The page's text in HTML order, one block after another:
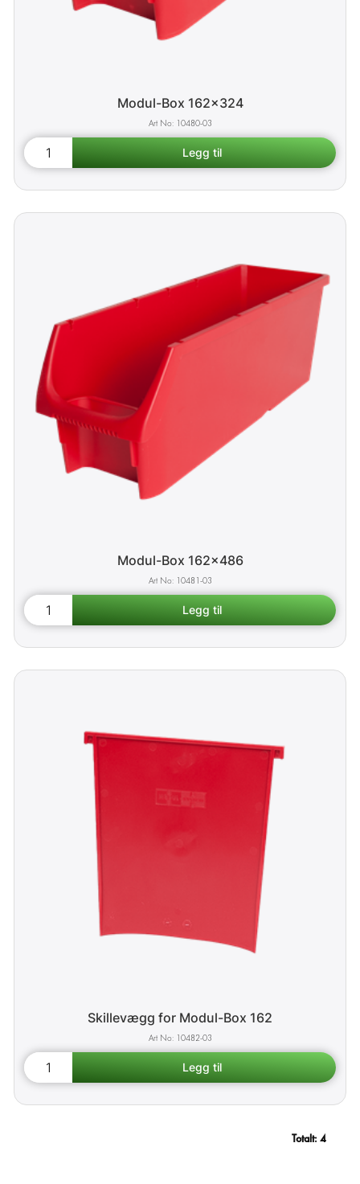
Modul-Box 162x324
10480-03
Modul-Box 162x486
10481-03
Skillevægg for Modul-Box 162
10482-03
Totalt: 4